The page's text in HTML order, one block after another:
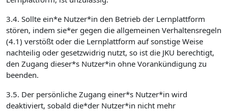
3.4. Sollte ein*e Nutzer*in den Betrieb der Lernplattform
stören, indem sie*er gegen die allgemeinen Verhaltensregeln
(4.1) verstößt oder die Lernplattform auf sonstige Weise
nachteilig oder gesetzwidrig nutzt, so ist die JKU berechtigt,
den Zugang dieser*s Nutzer*in ohne Vorankündigung zu
beenden.
3.5. Der persönliche Zugang einer*s Nutzer*in wird
deaktiviert, sobald die*der Nutzer*in nicht mehr